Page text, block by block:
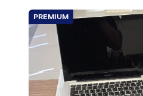
PREMIUM